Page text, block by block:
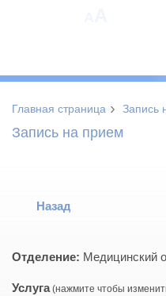
Главная страница › Запись
Запись на прием
Назад
Отделение: Медицинский
Услуга